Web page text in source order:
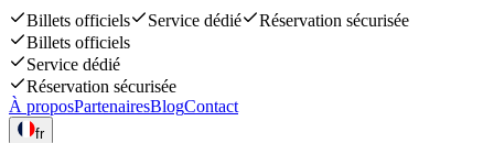
Billets officiels Service dédié
Réservation sécurisée
Billets officiels
Service dédié
Réservation sécurisée
À proposPartenairesBlogContact
fr